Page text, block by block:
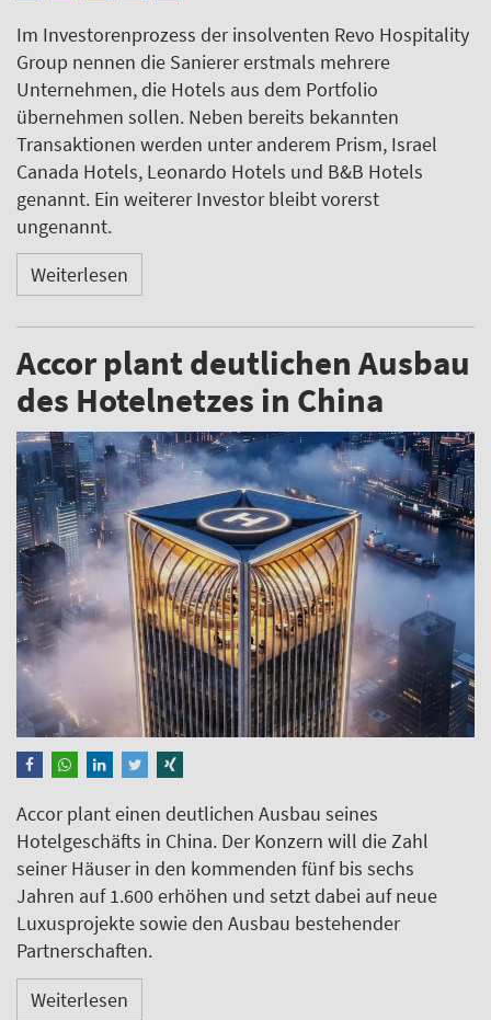
Im Investorenprozess der insolventen Revo Hospitality
Group nennen die Sanierer erstmals mehrere
Unternehmen, die Hotels aus dem Portfolio
übernehmen sollen. Neben bereits bekannten
Transaktionen werden unter anderem Prism, Israel
Canada Hotels, Leonardo Hotels und B&B Hotels
genannt. Ein weiterer Investor bleibt vorerst
ungenannt.
Weiterlesen
Accor plant deutlichen Ausbau
des Hotelnetzes in China
Accor plant einen deutlichen Ausbau seines
Hotelgeschäfts in China. Der Konzern will die Zahl
seiner Häuser in den kommenden fünf bis sechs
Jahren auf 1.600 erhöhen und setzt dabei auf neue
Luxusprojekte sowie den Ausbau bestehender
Partnerschaften.
Weiterlesen